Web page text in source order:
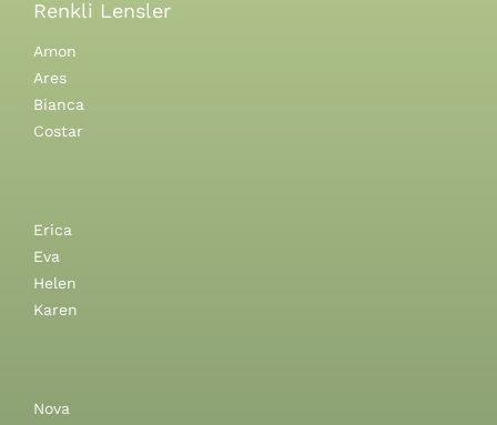
Renkli Lensler
Amon
Ares
Bianca
Costar
Erica
Eva
Helen
Karen
Nova